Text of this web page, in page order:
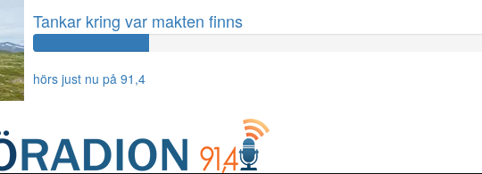
Tankar kring var makten finns
hörs just nu på 91,4